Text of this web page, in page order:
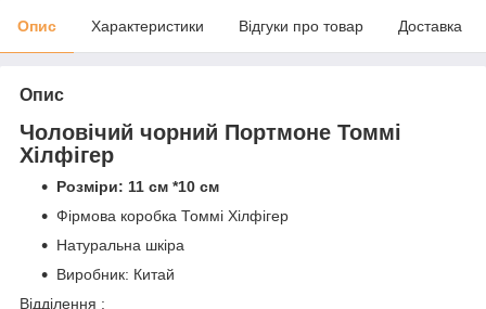
Опис Характеристики Відгуки про товар Доставка
Опис
Чоловічий чорний Портмоне Томмі
Хілфігер
Розміри: 11 см *10 см
Фірмова коробка Томмі Хілфігер
Натуральна шкіра
Виробник: Китай
Відділення :